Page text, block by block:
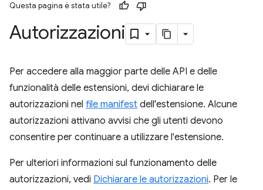
Questa pagina è stata utile?
Autorizzazioni
Per accedere alla maggior parte delle API e delle
funzionalità delle estensioni, devi dichiarare le
autorizzazioni nel file manifest dell'estensione. Alcune
autorizzazioni attivano avvisi che gli utenti devono
consentire per continuare a utilizzare l'estensione.
Per ulteriori informazioni sul funzionamento delle
autorizzazioni, vedi Dichiarare le autorizzazioni. Per le